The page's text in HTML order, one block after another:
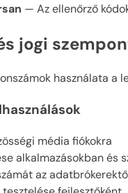
— Az ellenőrző
jogi
használata a
média fiókokra
alkalmazásokban és
az